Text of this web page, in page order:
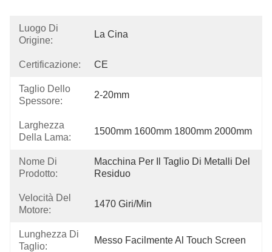
Luogo Di
Origine:
La Cina
Certificazione: CE
Taglio Dello
Spessore:
2-20mm
Larghezza
Della Lama:
1500mm 1600mm 1800mm 2000mm
Nome Di
Prodotto:
Macchina Per Il Taglio Di Metalli Del
Residuo
Velocità Del
Motore:
1470 Giri/min
Lunghezza Di
Taglio:
Messo Facilmente Al Touch Screen